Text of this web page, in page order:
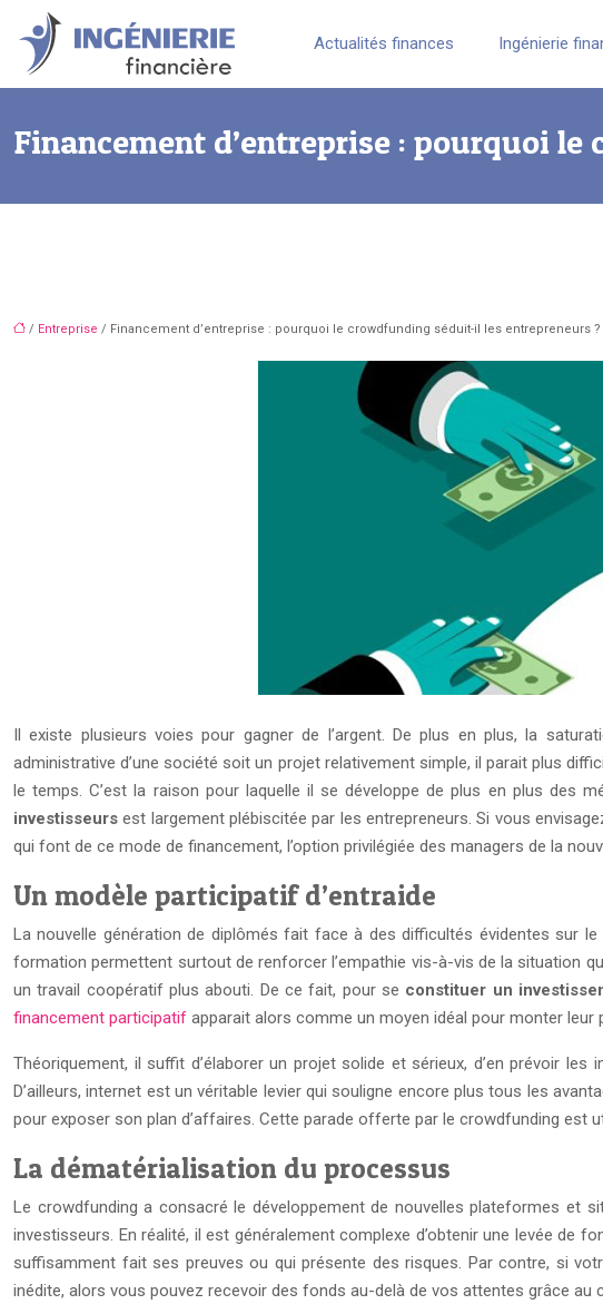
Actualités finances Ingénierie
Financement d’entreprise : pourquoi
/ Entreprise / Financement d’entreprise : pourquoi le crowdfunding séduit-il les entrepreneurs ?
Il existe plusieurs voies pour gagner de l’argent. De plus en plus, la
administrative d’une société soit un projet relativement simple, il parait plus
le temps. C’est la raison pour laquelle il se développe de plus en plus des
investisseurs est largement plébiscitée par les entrepreneurs. Si vous
qui font de ce mode de financement, l’option privilégiée des managers de la
Un modèle participatif d’entraide
La nouvelle génération de diplômés fait face à des difficultés évidentes sur
formation permettent surtout de renforcer l’empathie vis-à-vis de la situation
un travail coopératif plus abouti. De ce fait, pour se constituer un
financement participatif apparait alors comme un moyen idéal pour monter
Théoriquement, il suffit d’élaborer un projet solide et sérieux, d’en prévoir
D’ailleurs, internet est un véritable levier qui souligne encore plus tous les
pour exposer son plan d’affaires. Cette parade offerte par le crowdfunding est
La dématérialisation du processus
Le crowdfunding a consacré le développement de nouvelles plateformes et
investisseurs. En réalité, il est généralement complexe d’obtenir une levée de
suffisamment fait ses preuves ou qui présente des risques. Par contre, si
inédite, alors vous pouvez recevoir des fonds au-delà de vos attentes grâce au